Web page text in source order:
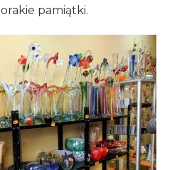
pamiątki.